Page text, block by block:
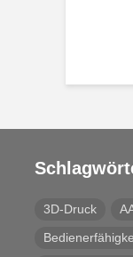
3D-Druck